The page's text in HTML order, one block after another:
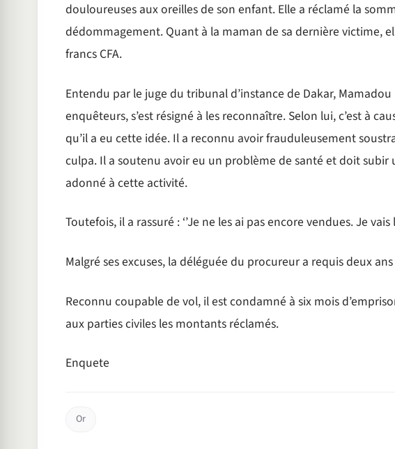
douloureuses aux oreilles de son enfant. Elle a réclamé la
dédommagement. Quant à la maman de sa dernière victime,
francs CFA.
Entendu par le juge du tribunal d’instance de Dakar,
enquêteurs, s’est résigné à les reconnaître. Selon lui, c’est à
qu’il a eu cette idée. Il a reconnu avoir frauduleusement
culpa. Il a soutenu avoir eu un problème de santé et doit subir
adonné à cette activité.
Toutefois, il a rassuré : ‘’Je ne les ai pas encore vendues. Je vais
Malgré ses excuses, la déléguée du procureur a requis deux
Reconnu coupable de vol, il est condamné à six mois
aux parties civiles les montants réclamés.
Enquete
Or